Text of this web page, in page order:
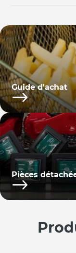
Guide d'achat
Pièces